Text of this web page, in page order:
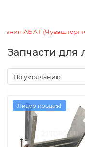
АБАТ
Запчасти для
Лидер продаж!